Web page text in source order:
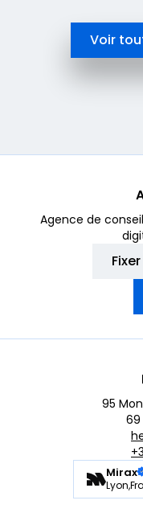
Voir
Agence de
95
69
Mirax